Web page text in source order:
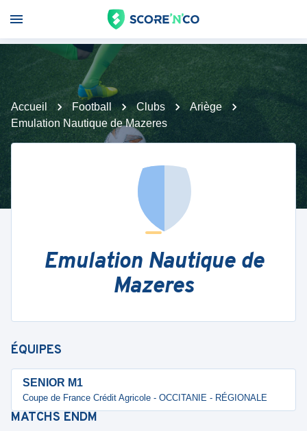
Accueil Football Clubs
Ariège
Emulation Nautique de Mazeres
Emulation Nautique de
Mazeres
ÉQUIPES
SENIOR M1
Coupe de France Crédit Agricole - OCCITANIE - RÉGIONALE
MATCHS ENDM